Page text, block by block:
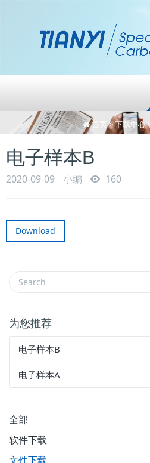
首页 >下载中心>
电子样本B
2020-09-09 小编 160
Download
为您推荐
电子样本B
电子样本A
全部
软件下载
文件下载